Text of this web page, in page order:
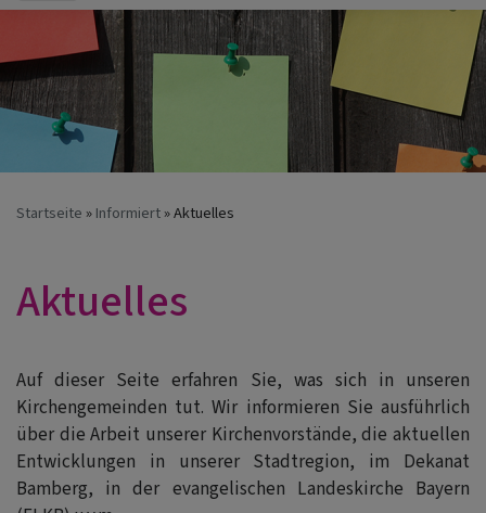
Startseite Informiert Aktuelles
Aktuelles
Auf dieser Seite erfahren Sie, was sich in unseren
Kirchengemeinden tut. Wir informieren Sie ausführlich
über die Arbeit unserer Kirchenvorstände, die aktuellen
Entwicklungen in unserer Stadtregion, im Dekanat
Bamberg, in der evangelischen Landeskirche Bayern